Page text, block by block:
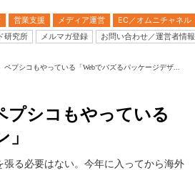
営業支援 メディア運営 EC／オムニチャネル
研究所 メルマガ登録 お問い合わせ／運営者情報
プシコもやっている「Webでバズるパッケージデザ...
シコもやっている
張る必要はない。今年に入ってから海外